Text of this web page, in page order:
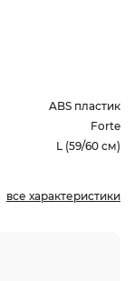
ABS пластик
Forte
L (59/60 см)
все характеристики